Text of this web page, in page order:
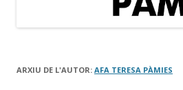
ARXIU DE L'AUTOR: AFA TERESA PÀMIES